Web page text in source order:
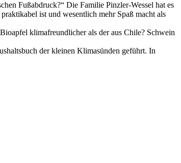
Fußabdruck?“ Die Familie Pinzler-Wessel hat es
ist und wesentlich mehr Spaß macht als
klimafreundlicher als der aus Chile? Schwein
der kleinen Klimasünden geführt. In